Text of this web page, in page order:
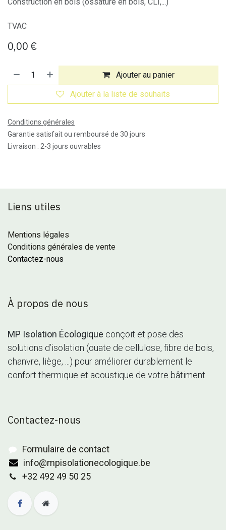
TVAC
0,00 €
Ajouter au panier
Ajouter à la liste de souhaits
Conditions générales
Garantie satisfait ou remboursé de 30 jours
Livraison : 2-3 jours ouvrables
Liens utiles
Mentions légales
Conditions générales de vente
Contactez-nous
À propos de nous
MP Isolation Écologique conçoit et pose des
solutions d’isolation (ouate de cellulose, fibre de bois,
chanvre, liège, ...) pour améliorer durablement le
confort thermique et acoustique de votre bâtiment.
Contactez-nous
Formulaire de contact
info@mpisolationecologique.be
+32 492 49 50 25